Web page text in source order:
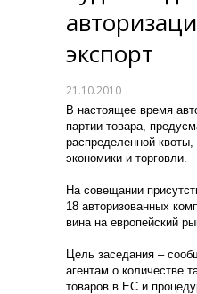
экспорт
21.10.2010
В настоящее время
партии товара,
распределенной
экономики и торговли.
На совещании
18 авторизованных
вина на европейский
Цель заседания –
агентам о количестве
товаров в ЕС и